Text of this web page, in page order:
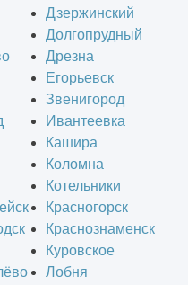
Дзержинский
Долгопрудный
Дрезна
Егорьевск
Звенигород
Ивантеевка
Кашира
Коломна
Котельники
Красногорск
Краснознаменск
Куровское
Лобня